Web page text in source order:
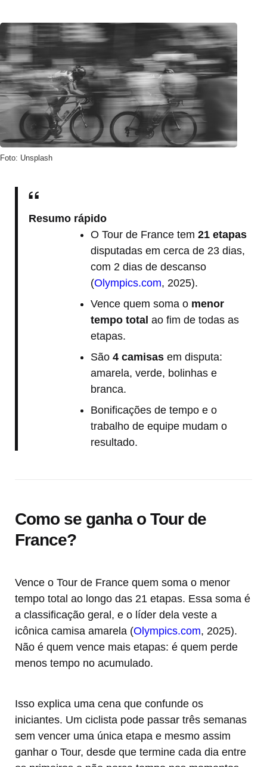
Foto: Unsplash
Resumo rápido
O Tour de France tem 21 etapas
disputadas em cerca de 23 dias,
com 2 dias de descanso
(Olympics.com, 2025).
Vence quem soma o menor
tempo total ao fim de todas as
etapas.
São 4 camisasem disputa:
amarela, verde, bolinhas e
branca.
Bonificações de tempo e o
trabalho de equipe mudam o
resultado.
Como se ganha o Tour de
France?
Vence o Tour de France quem soma o menor
tempo total ao longo das 21 etapas. Essa soma é
a classificação geral, e o líder dela veste a
icônica camisa amarela (Olympics.com, 2025).
Não é quem vence mais etapas: é quem perde
menos tempo no acumulado.
Isso explica uma cena que confunde os
iniciantes. Um ciclista pode passar três semanas
sem vencer uma única etapa e mesmo assim
ganhar o Tour, desde que termine cada dia entre